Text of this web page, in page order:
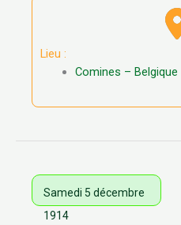
Lieu :
Comines – Belgique
Samedi 5 décembre
1914